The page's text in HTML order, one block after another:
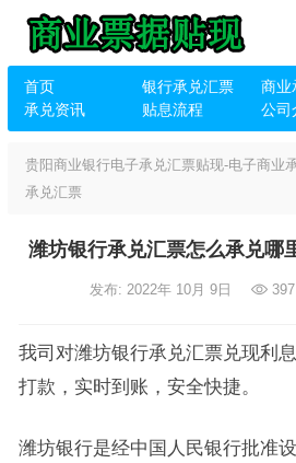
首页 银行承兑汇票 商业
承兑资讯
贴息流程 公司
贵阳商业银行电子承兑汇票贴现-电子商业
承兑汇票
潍坊银行承兑汇票怎么承兑哪
发布: 2022年 10月 9日 397
我司对潍坊银行承兑汇票兑现利
打款，实时到账，安全快捷。
潍坊银行是经中国人民银行批准